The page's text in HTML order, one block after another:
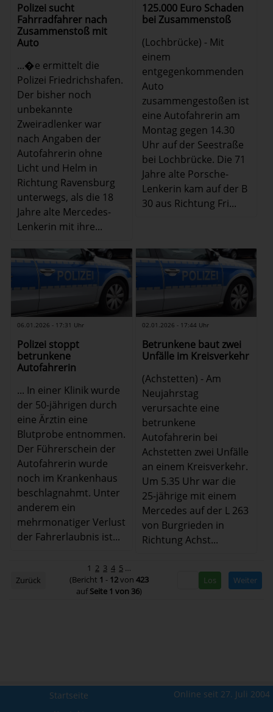
Polizei sucht
Fahrradfahrer nach
Zusammenstoß mit
Auto
...�e ermittelt die
Polizei Friedrichshafen.
Der bisher noch
unbekannte
Zweiradlenker war
nach Angaben der
Autofahrerin ohne
Licht und Helm in
Richtung Ravensburg
unterwegs, als die 18
Jahre alte Mercedes-
Lenkerin mit ihre...
125.000 Euro Schaden
bei Zusammenstoß
(Lochbrücke) - Mit
einem
entgegenkommenden
Auto
zusammengestoßen ist
eine Autofahrerin am
Montag gegen 14.30
Uhr auf der Seestraße
bei Lochbrücke. Die 71
Jahre alte Porsche-
Lenkerin kam auf der B
30 aus Richtung Fri...
06.01.2026 - 17:31 Uhr
Polizei stoppt
betrunkene
Autofahrerin
... In einer Klinik wurde
der 50-jährigen durch
eine Ärztin eine
Blutprobe entnommen.
Der Führerschein der
Autofahrerin wurde
noch im Krankenhaus
beschlagnahmt. Unter
anderem ein
mehrmonatiger Verlust
der Fahrerlaubnis ist...
02.01.2026 - 17:44 Uhr
Betrunkene baut zwei
Unfälle im Kreisverkehr
(Achstetten) - Am
Neujahrstag
verursachte eine
betrunkene
Autofahrerin bei
Achstetten zwei Unfälle
an einem Kreisverkehr.
Um 5.35 Uhr war die
25-jährige mit einem
Mercedes auf der L 263
von Burgrieden in
Richtung Achst...
Zurück
1 2 3 4 5 …
(Bericht 1 - 12von 423
aufSeite 1 von 36)
Weiter
Online seit 27. Juli 2004
Startseite